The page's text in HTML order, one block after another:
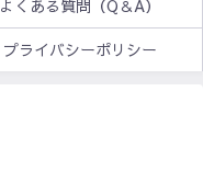
よくある質問（Q＆A）
プライバシーポリシー